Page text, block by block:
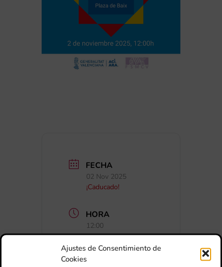
Ajustes de Consentimiento de
Cookies
FECHA
02 Nov 2025
¡Caducado!
HORA
12:00